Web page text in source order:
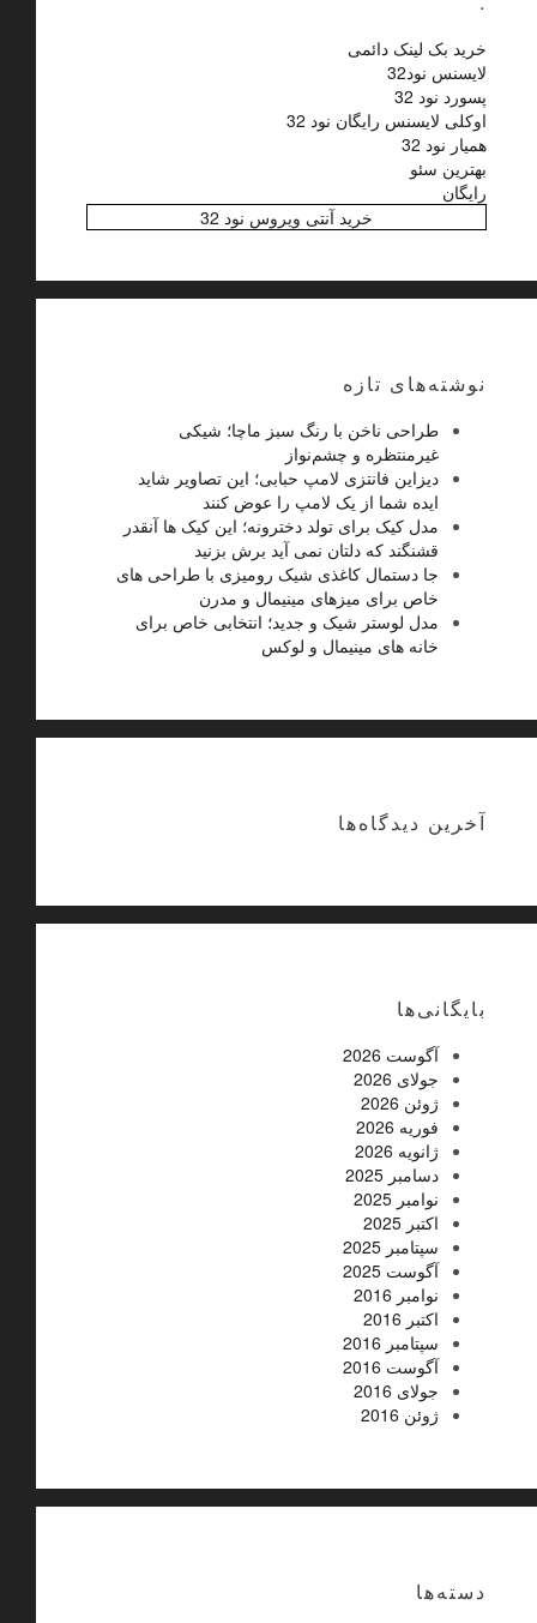
خرید بک لینک دائمی
لایسنس نود32
پسورد نود 32
اوکلی لایسنس رایگان نود 32
همیار نود 32
بهترین سئو
رایگان
خرید آنتی ویروس نود 32
نوشته‌های تازه
طراحی ناخن با رنگ سبز ماچا؛ شیکی
غیرمنتظره و چشم‌نواز
دیزاین فانتزی لامپ حبابی؛ این تصاویر شاید
ایده شما از یک لامپ را عوض کنند
مدل کیک برای تولد دخترونه؛ این کیک ها آنقدر
قشنگند که دلتان نمی آید برش بزنید
جا دستمال کاغذی شیک رومیزی با طراحی های
خاص برای میزهای مینیمال و مدرن
مدل لوستر شیک و جدید؛ انتخابی خاص برای
خانه های مینیمال و لوکس
آخرین دیدگاه‌ها
بایگانی‌ها
آگوست 2026
جولای 2026
ژوئن 2026
فوریه 2026
ژانویه 2026
دسامبر 2025
نوامبر 2025
اکتبر 2025
سپتامبر 2025
آگوست 2025
نوامبر 2016
اکتبر 2016
سپتامبر 2016
آگوست 2016
جولای 2016
ژوئن 2016
دسته‌ها